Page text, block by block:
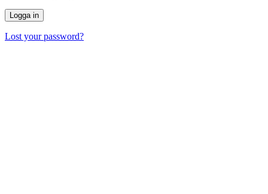
Lost your password?